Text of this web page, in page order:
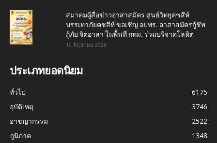
สมาคมผู้สื่อข่าวอาสาสมัคร ศูนย์วิทยุคชสีห์
บรรเทาภัยคชสีห์ ขอเชิญ อปพร. อาสาสมัครกู้ชีพ
กู้ภัย จิตอาสา ในพื้นที่ กทม. ร่วมบริจาคโลหิต
19 มิถุนายน 2026
ประเภทยอดนิยม
ทั่วไป
6175
อุบัติเหตุ
3746
อาชญากรรม
2522
ภูมิภาค
1348